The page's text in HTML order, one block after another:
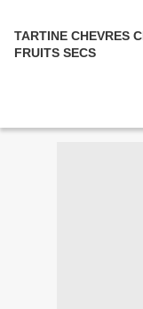
TARTINE CHEVRES
FRUITS SECS